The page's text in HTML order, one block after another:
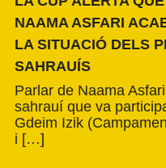
NAAMA ASFARI
LA SITUACIÓ DELS
SAHRAUÍS
Parlar de Naama
sahrauí que va
Gdeim Izik
i […]